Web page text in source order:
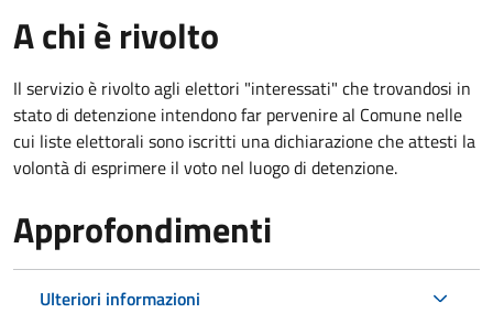
A chi è rivolto
Il servizio è rivolto agli elettori "interessati" che trovandosi in
stato di detenzione intendono far pervenire al Comune nelle
cui liste elettorali sono iscritti una dichiarazione che attesti la
volontà di esprimere il voto nel luogo di detenzione.
Approfondimenti
Ulteriori informazioni